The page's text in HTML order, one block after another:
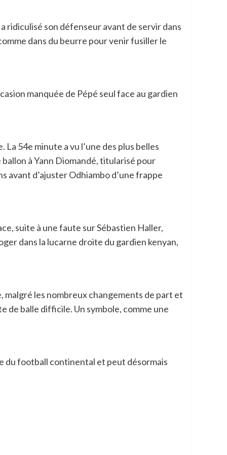
ridiculisé son défenseur avant de servir dans
dans du beurre pour venir fusiller le
manquée de Pépé seul face au gardien
54e minute a vu l’une des plus belles
à Yann Diomandé, titularisé pour
avant d’ajuster Odhiambo d’une frappe
suite à une faute sur Sébastien Haller,
dans la lucarne droite du gardien kenyan,
malgré les nombreux changements de part et
de balle difficile. Un symbole, comme une
du football continental et peut désormais